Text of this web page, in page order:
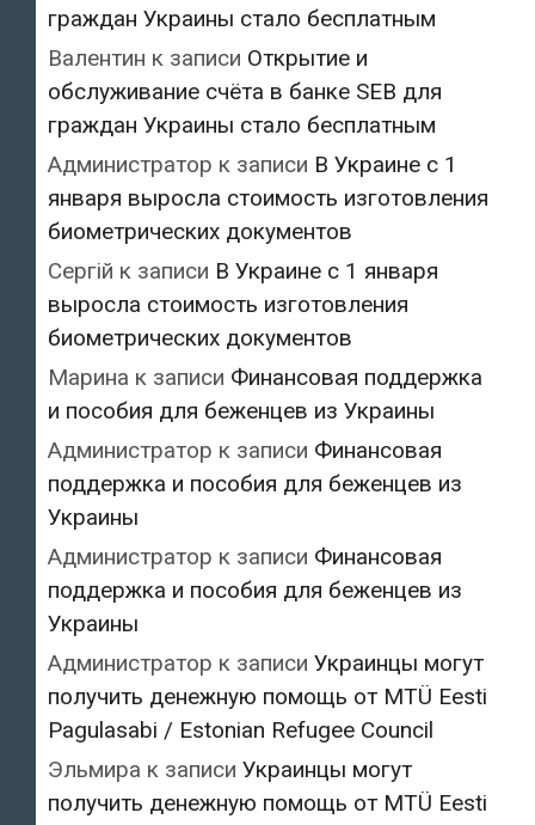
граждан Украины стало бесплатным
Валентин к записи Открытие и
обслуживание счёта в банке SEB для
граждан Украины стало бесплатным
Администратор к записи В Украине с 1
января выросла стоимость изготовления
биометрических документов
Сергій к записи В Украине с 1 января
выросла стоимость изготовления
биометрических документов
Марина к записи Финансовая поддержка
и пособия для беженцев из Украины
Администратор к записи Финансовая
поддержка и пособия для беженцев из
Украины
Администратор к записи Финансовая
поддержка и пособия для беженцев из
Украины
Администратор к записи Украинцы могут
получить денежную помощь от MTÜ Eesti
Pagulasabi / Estonian Refugee Council
Эльмира к записи Украинцы могут
получить денежную помощь от MTÜ Eesti